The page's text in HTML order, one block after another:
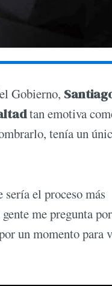
Gobierno,
tan emotiva
tenía un
el proceso más
me pregunta
un momento para